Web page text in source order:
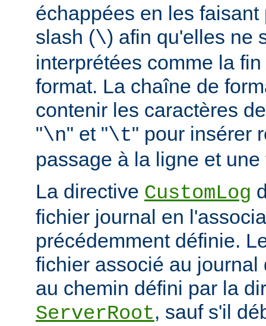
échappées en les
slash (\) afin qu'elles ne
interprétées comme la
format. La chaîne de
contenir les caractères
"\n" et "\t" pour insérer
passage à la ligne et
La directive CustomLog
fichier journal en
précédemment définie.
fichier associé au journal
au chemin défini par la
ServerRoot, sauf s'il